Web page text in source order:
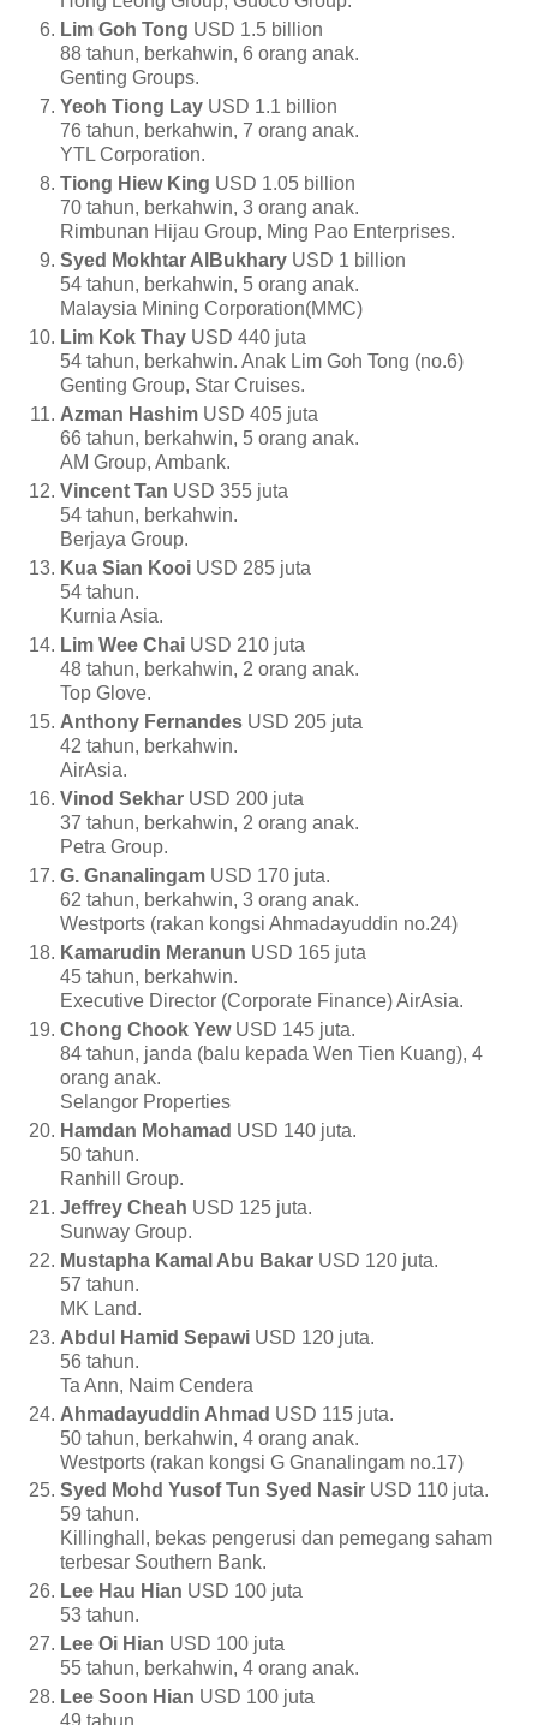
Lim Goh Tong USD 1.5 billion
88 tahun, berkahwin, 6 orang anak.
Genting Groups.
Yeoh Tiong Lay USD 1.1 billion
76 tahun, berkahwin, 7 orang anak.
YTL Corporation.
Tiong Hiew King USD 1.05 billion
70 tahun, berkahwin, 3 orang anak.
Rimbunan Hijau Group, Ming Pao Enterprises.
Syed Mokhtar AlBukhary USD 1 billion
54 tahun, berkahwin, 5 orang anak.
Malaysia Mining Corporation(MMC)
Lim Kok Thay USD 440 juta
54 tahun, berkahwin. Anak Lim Goh Tong (no.6)
Genting Group, Star Cruises.
Azman Hashim USD 405 juta
66 tahun, berkahwin, 5 orang anak.
AM Group, Ambank.
Vincent Tan USD 355 juta
54 tahun, berkahwin.
Berjaya Group.
Kua Sian Kooi USD 285 juta
54 tahun.
Kurnia Asia.
Lim Wee Chai USD 210 juta
48 tahun, berkahwin, 2 orang anak.
Top Glove.
Anthony Fernandes USD 205 juta
42 tahun, berkahwin.
AirAsia.
Vinod Sekhar USD 200 juta
37 tahun, berkahwin, 2 orang anak.
Petra Group.
G. Gnanalingam USD 170 juta.
62 tahun, berkahwin, 3 orang anak.
Westports (rakan kongsi Ahmadayuddin no.24)
Kamarudin Meranun USD 165 juta
45 tahun, berkahwin.
Executive Director (Corporate Finance) AirAsia.
Chong Chook YewUSD 145 juta.
84 tahun, janda (balu kepada Wen Tien Kuang), 4
orang anak.
Selangor Properties
Hamdan Mohamad USD 140 juta.
50 tahun.
Ranhill Group.
Jeffrey Cheah USD 125 juta.
Sunway Group.
Mustapha Kamal Abu Bakar USD 120 juta.
57 tahun.
MK Land.
Abdul Hamid Sepawi USD 120 juta.
56 tahun.
Ta Ann, Naim Cendera
Ahmadayuddin Ahmad USD 115 juta.
50 tahun, berkahwin, 4 orang anak.
Westports (rakan kongsi G Gnanalingam no.17)
Syed Mohd Yusof Tun Syed Nasir USD 110 juta.
59 tahun.
Killinghall, bekas pengerusi dan pemegang saham
terbesar Southern Bank.
Lee Hau Hian USD 100 juta
53 tahun.
Lee Oi Hian USD 100 juta
55 tahun, berkahwin, 4 orang anak.
Lee Soon Hian USD 100 juta